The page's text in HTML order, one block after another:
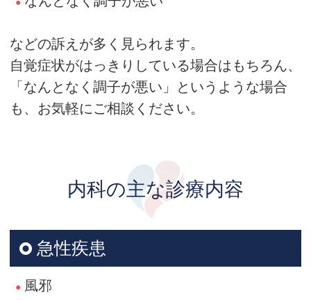
などの訴えが多く見られます。
自覚症状がはっきりしている場合はもちろん、
「なんとなく調子が悪い」というような場合
も、お気軽にご相談ください。
内科の主な診療内容
急性疾患
風邪